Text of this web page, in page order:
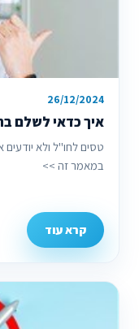
26/12/2024
איך כדאי לשלם
טסים לחו''ל ולא
במאמר זה >>
קרא עוד